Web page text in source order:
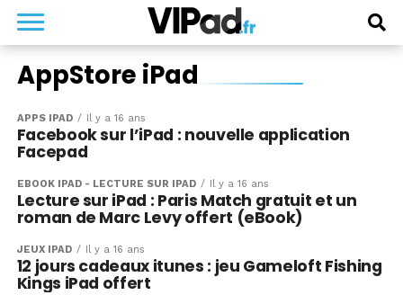
AppStore iPad
APPS IPAD Il y a 16 ans
Facebook sur l’iPad : nouvelle application
Facepad
EBOOK IPAD - LECTURE SUR IPAD Il y a 16 ans
Lecture sur iPad : Paris Match gratuit et un
roman de Marc Levy offert (eBook)
JEUX IPAD Il y a 16 ans
12 jours cadeaux itunes : jeu Gameloft Fishing
Kings iPad offert